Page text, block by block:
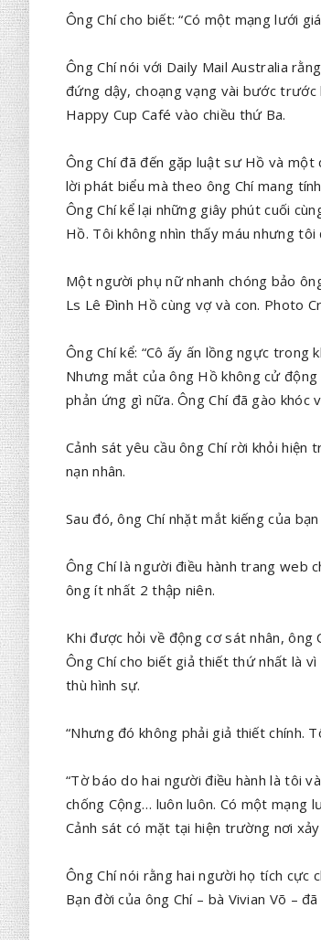
Ông Chí cho biết: “Có một mạng lưới
Ông Chí nói với Daily Mail Australia
đứng dậy, choạng vạng vài bước
Happy Cup Café vào chiều thứ Ba.
Ông Chí đã đến gặp luật sư Hồ và
lời phát biểu mà theo ông Chí mang
Ông Chí kể lại những giây phút cuối
Hồ. Tôi không nhìn thấy máu nhưng tôi
Một người phụ nữ nhanh chóng bảo
Ls Lê Đình Hồ cùng vợ và con. Photo
Ông Chí kể: “Cô ấy ấn lồng ngực trong
Nhưng mắt của ông Hồ không cử
phản ứng gì nữa. Ông Chí đã gào khóc
Cảnh sát yêu cầu ông Chí rời khỏi
nạn nhân.
Sau đó, ông Chí nhặt mắt kiếng của
Ông Chí là người điều hành trang web
ông ít nhất 2 thập niên.
Khi được hỏi về động cơ sát nhân, ông
Ông Chí cho biết giả thiết thứ nhất là
thù hình sự.
“Nhưng đó không phải giả thiết chính.
“Tờ báo do hai người điều hành là tôi
chống Cộng… luôn luôn. Có một mạng
Cảnh sát có mặt tại hiện trường nơi
Ông Chí nói rằng hai người họ tích cực
Bạn đời của ông Chí – bà Vivian Võ –